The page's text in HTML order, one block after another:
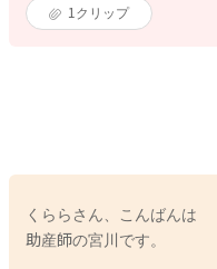
1 クリップ
くららさん、こんばんは
助産師の宮川です。